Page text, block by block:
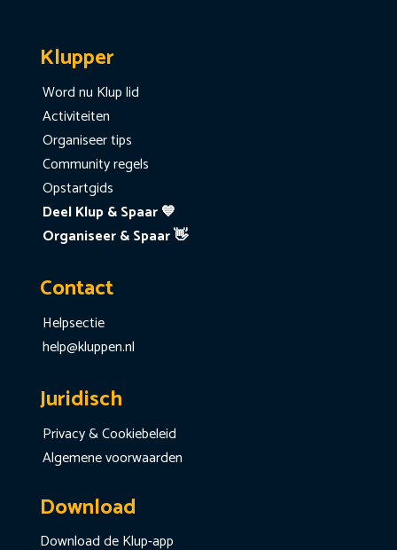
Klupper
Word nu Klup lid
Activiteiten
Organiseer tips
Community regels
Opstartgids
Deel Klup & Spaar 💙
Organiseer & Spaar 👋
Contact
Helpsectie
help@kluppen.nl
Juridisch
Privacy & Cookiebeleid
Algemene voorwaarden
Download
Download de Klup-app